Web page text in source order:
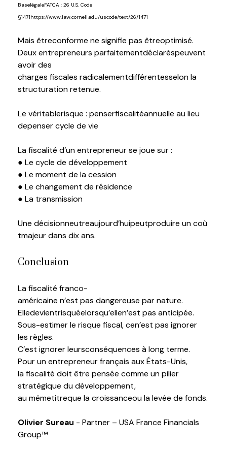
BaselégaleFATCA : 26 U.S. Code
§1471https://www.law.cornell.edu/uscode/text/26/1471
Mais êtreconforme ne signifie pas êtreoptimisé.
Deuxentrepreneurs parfaitementdéclaréspeuvent
avoirdes
charges fiscales radicalementdifférentesselonla
structurationretenue.
Le véritablerisque : penserfiscalitéannuelle au lieu
depensercycle de vie
Lafiscalité d’un entrepreneur se joue sur :
● Le cycle de développement
● Le moment de la cession
● Le changement de résidence
● La transmission
Une décisionneutreaujourd’huipeutproduire uncoû
tmajeurdans dix ans.
Conclusion
Lafiscalité franco-
américaine n’est pas dangereuse par nature.
Elledevientrisquéelorsqu’ellen’est pas anticipée.
Sous-estimerle risque fiscal,cen’est pas ignorer
les règles.
C’est ignorerleursconséquences à long terme.
Pour un entrepreneur français aux États-Unis,
lafiscalité doit être pensée comme un pilier
stratégique dudéveloppement,
aumêmetitreque lacroissanceoula levée de fonds.
Olivier Sureau - Partner – USA France Financials
Group™